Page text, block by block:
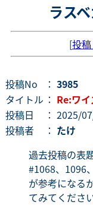
ラス
[投
投稿No ： 3985
タイトル ： Re:ワ
投稿日
： 2025/
投稿者
： たけ
過去投稿の表
#1068、1096
が参考になる
てみてくださ